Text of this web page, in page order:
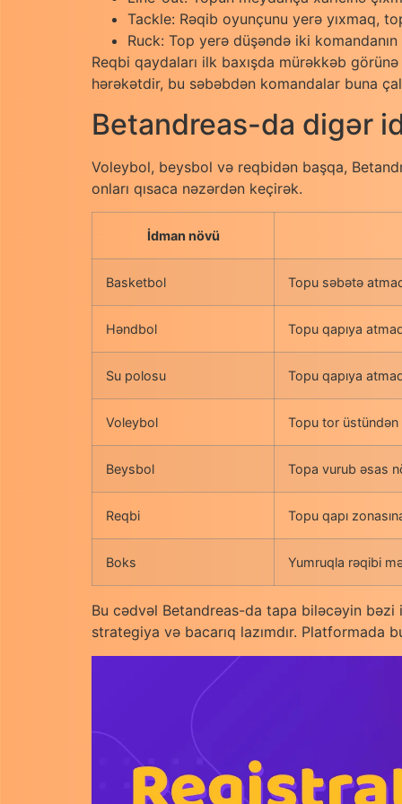
Tackle: Rəqib oyunçunu yerə yıxmaq,
Ruck: Top yerə düşəndə iki
Reqbi qaydaları ilk baxışda mürəkkəb
hərəkətdir, bu səbəbdən komandalar buna
Betandreas-da digər
Voleybol, beysbol və reqbidən başqa,
onları qısaca nəzərdən keçirək.
İdman növü
Basketbol Topu səbətə
Həndbol Topu qapıya
Su polosu Topu qapıya
Voleybol Topu tor
Beysbol Topa vurub əsas
Reqbi Topu qapı
Boks Yumruqla rəqibi
Bu cədvəl Betandreas-da tapa biləcəyin
strategiya və bacarıq lazımdır. Platformada